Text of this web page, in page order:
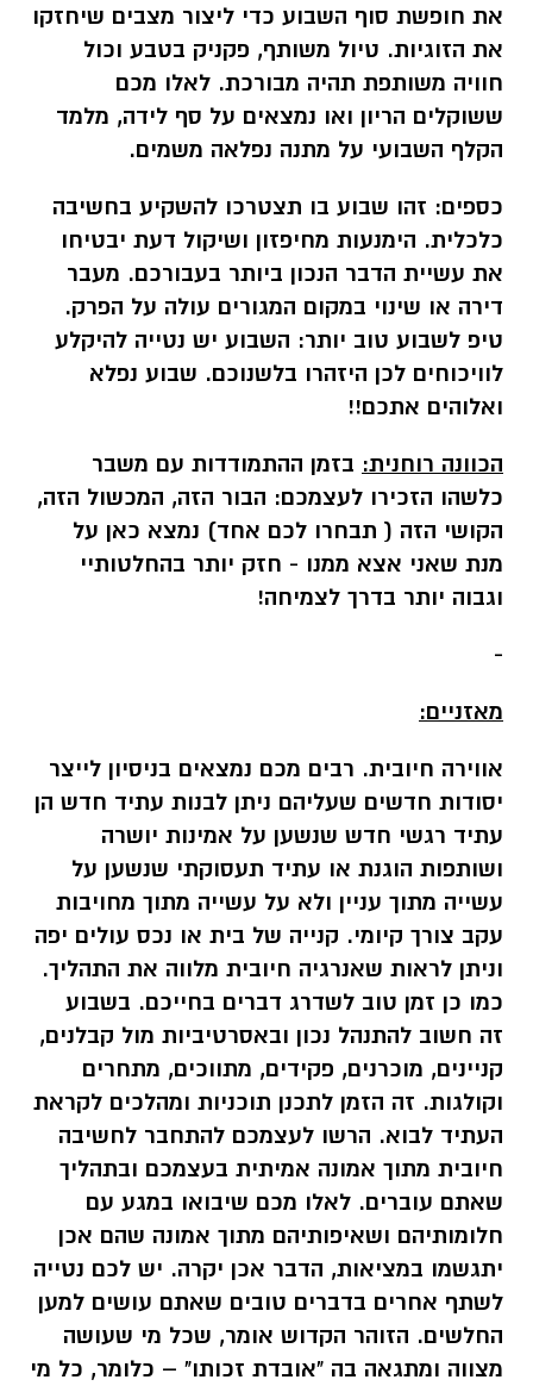
את חופשת סוף השבוע כדי ליצור מצבים שיחזקו
את הזוגיות. טיול משותף, פקניק בטבע וכול
חוויה משותפת תהיה מבורכת. לאלו מכם
ששוקלים הריון ואו נמצאים על סף לידה, מלמד
הקלף השבועי על מתנה נפלאה משמים.
כספים: זהו שבוע בו תצטרכו להשקיע בחשיבה
כלכלית. הימנעות מחיפזון ושיקול דעת יבטיחו
את עשיית הדבר הנכון ביותר בעבורכם. מעבר
דירה או שינוי במקום המגורים עולה על הפרק.
טיפ לשבוע טוב יותר: השבוע יש נטייה להיקלע
לוויכוחים לכן היזהרו בלשנוכם. שבוע נפלא
ואלוהים אתכם!!
הכוונה רוחנית: בזמן ההתמודדות עם משבר
כלשהו הזכירו לעצמכם: הבור הזה, המכשול הזה,
הקושי הזה ( תבחרו לכם אחד) נמצא כאן על
מנת שאני אצא ממנו - חזק יותר בהחלטותיי
וגבוה יותר בדרך לצמיחה!
-
מאזניים:
אווירה חיובית. רבים מכם נמצאים בניסיון לייצר
יסודות חדשים שעליהם ניתן לבנות עתיד חדש הן
עתיד רגשי חדש שנשען על אמינות יושרה
ושותפות הוגנת או עתיד תעסוקתי שנשען על
עשייה מתוך עניין ולא על עשייה מתוך מחויבות
עקב צורך קיומי. קנייה של בית או נכס עולים יפה
וניתן לראות שאנרגיה חיובית מלווה את התהליך.
כמו כן זמן טוב לשדרג דברים בחייכם. בשבוע
זה חשוב להתנהל נכון ובאסרטיביות מול קבלנים,
קניינים, מוכרנים, פקידים, מתווכים, מתחרים
וקולגות. זה הזמן לתכנן תוכניות ומהלכים לקראת
העתיד לבוא. הרשו לעצמכם להתחבר לחשיבה
חיובית מתוך אמונה אמיתית בעצמכם ובתהליך
שאתם עוברים. לאלו מכם שיבואו במגע עם
חלומותיהם ושאיפותיהם מתוך אמונה שהם אכן
יתגשמו במציאות, הדבר אכן יקרה. יש לכם נטייה
לשתף אחרים בדברים טובים שאתם עושים למען
החלשים. הזוהר הקדוש אומר, שכל מי שעושה
מצווה ומתגאה בה "אובדת זכותו" – כלומר, כל מי